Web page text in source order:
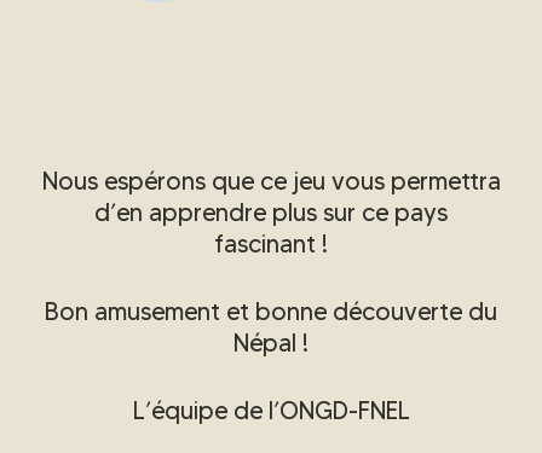
Nous espérons que ce jeu vous permettra
d’en apprendre plus sur ce pays
fascinant !
Bon amusement et bonne découverte du
Népal !
L’équipe de l’ONGD-FNEL